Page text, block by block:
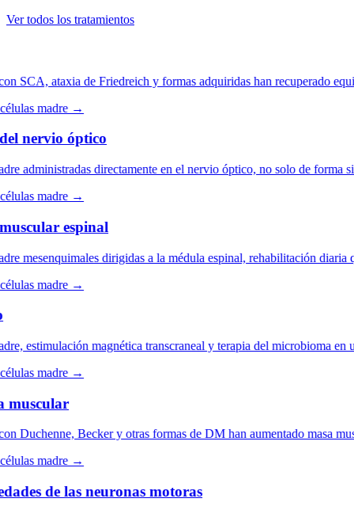
Ver todos los tratamientos
SCA, ataxia de Friedreich y formas adquiridas han recuperado
madre →
nervio óptico
administradas directamente en el nervio óptico, no solo de forma
madre →
espinal
mesenquimales dirigidas a la médula espinal, rehabilitación diaria
madre →
estimulación magnética transcraneal y terapia del microbioma en
madre →
Duchenne, Becker y otras formas de DM han aumentado masa
madre →
de las neuronas motoras